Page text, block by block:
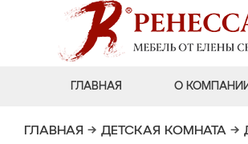
ГЛАВНАЯ О
ГЛАВНАЯ → ДЕТСКАЯ КОМНАТА →